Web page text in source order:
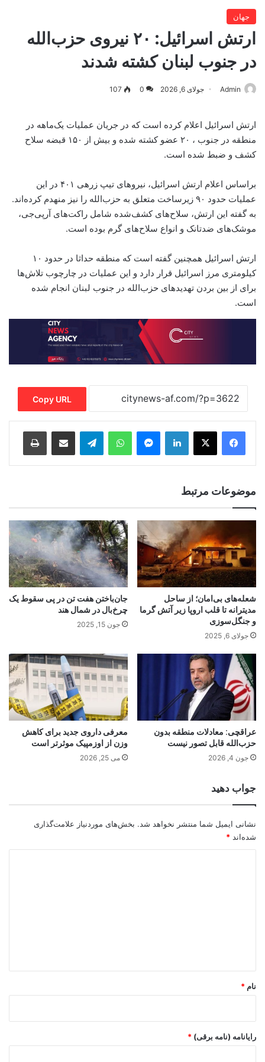
جهان
ارتش اسرائیل: ۲۰ نیروی حزب‌الله
در جنوب لبنان کشته شدند
Admin جولای 6, 2026 0
107
ارتش اسرائیل اعلام کرده است که در جریان عملیات یک‌ماهه در
منطقه در جنوب ، ۲۰ عضو کشته شده و بیش از ۱۵۰ قبضه سلاح
کشف و ضبط شده است.
براساس اعلام ارتش اسرائیل، نیروهای تیپ زرهی ۴۰۱ در این
عملیات حدود ۹۰ زیرساخت متعلق به حزب‌الله را نیز منهدم کرده‌اند.
به گفته این ارتش، سلاح‌های کشف‌شده شامل راکت‌های آرپی‌جی،
موشک‌های ضدتانک و انواع سلاح‌های گرم بوده است.
ارتش اسرائیل همچنین گفته است که منطقه حداثا در حدود ۱۰
کیلومتری مرز اسرائیل قرار دارد و این عملیات در چارچوب تلاش‌ها
برای از بین بردن تهدیدهای حزب‌الله در جنوب لبنان انجام شده
است.
Copy URL
LinkedIn
Messenger
WhatsApp
Telegram
Share via Email
Print
موضوعات مرتبط
شعله‌های بی‌امان؛ از ساحل
مدیترانه تا قلب اروپا زیر آتش گرما
و جنگل‌سوزی
جولای 6, 2025
جان‌باختن هفت تن در پی سقوط یک
چرخ‌بال در شمال هند
جون 15, 2025
عراقچی: معادلات منطقه بدون
حزب‌الله قابل تصور نیست
جون 4, 2026
معرفی داروی جدید برای کاهش
وزن از اوزمپیک موثر‌تر است
می 25, 2026
جواب دهید
نشانی ایمیل شما منتشر نخواهد شد. بخش‌های موردنیاز علامت‌گذاری
شده‌اند *
نام *
رایانامه (نامه برقی) *